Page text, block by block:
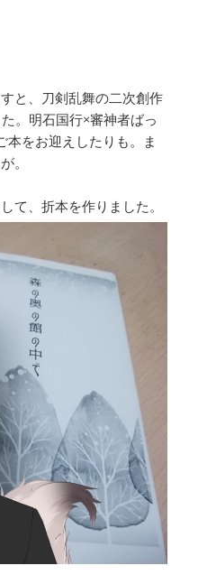
と、刀剣乱舞の二次創作
。明石国行×審神者ばっ
本をお迎えしたりも。ま
。
て、折本を作りました。